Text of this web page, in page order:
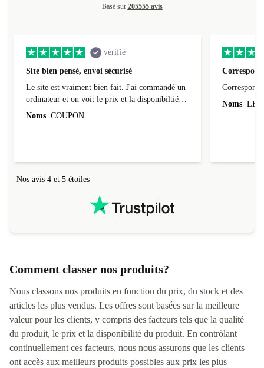
Basé sur 205555 avis
vérifié
Site bien pensé, envoi sécurisé
Le site est vraiment bien fait. J'ai commandé un
ordinateur et on voit le prix et la disponibiltié
évoluer au fil des caractéristiques choisies.
Noms COUPON
Correspond
Noms LEO
Nos avis 4 et 5 étoiles
Comment classer nos produits?
Nous classons nos produits en fonction du prix, du stock et des
articles les plus vendus. Les offres sont basées sur la meilleure
valeur pour les clients, y compris des facteurs tels que la qualité
du produit, le prix et la disponibilité du produit. En contrôlant
continuellement ces facteurs, nous nous assurons que les clients
ont accès aux meilleurs produits possibles aux prix les plus